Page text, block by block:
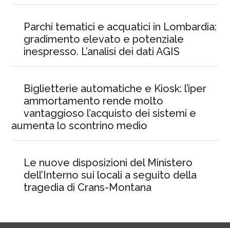
Parchi tematici e acquatici in Lombardia:
gradimento elevato e potenziale
inespresso. L’analisi dei dati AGIS
Biglietterie automatiche e Kiosk: l’iper
ammortamento rende molto
vantaggioso l’acquisto dei sistemi e
aumenta lo scontrino medio
Le nuove disposizioni del Ministero
dell’Interno sui locali a seguito della
tragedia di Crans-Montana